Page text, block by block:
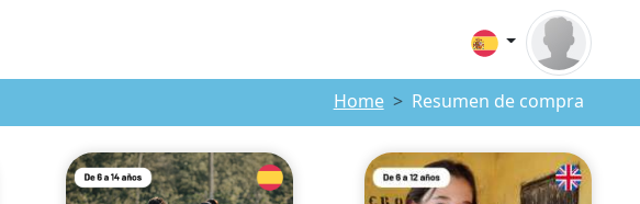
Home Resumen de compra